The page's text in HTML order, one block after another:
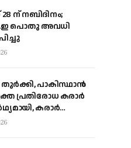
28 ന് നബിദിനം;
പൊതു അവധി
തുര്‍ക്കി, പാകിസ്ഥാന്‍
പ്രതിരോധ കരാര്‍
കരാര്‍
വിശുദ്ധ ഹറമിന്റെ